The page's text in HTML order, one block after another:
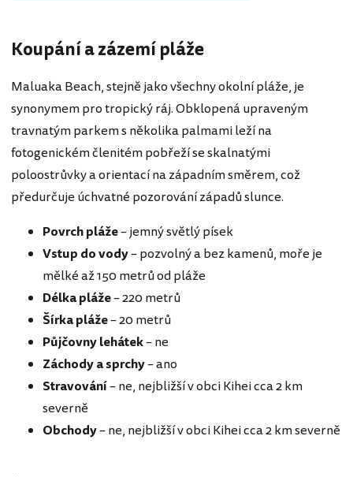
Koupání a zázemí pláže
Maluaka Beach, stejně jako všechny okolní pláže, je
synonymem pro tropický ráj. Obklopená upraveným
travnatým parkem s několika palmami leží na
fotogenickém členitém pobřeží se skalnatými
poloostrůvky a orientací na západním směrem, což
předurčuje úchvatné pozorování západů slunce.
Povrch pláže– jemný světlý písek
Vstup do vody– pozvolný a bez kamenů, moře je
mělké až 150 metrů od pláže
Délka pláže– 220 metrů
Šírka pláže– 20 metrů
Půjčovny lehátek– ne
Záchody a sprchy– ano
Stravování– ne, nejbližší v obci Kihei cca 2 km
severně
Obchody– ne, nejbližší v obci Kihei cca 2 km severně